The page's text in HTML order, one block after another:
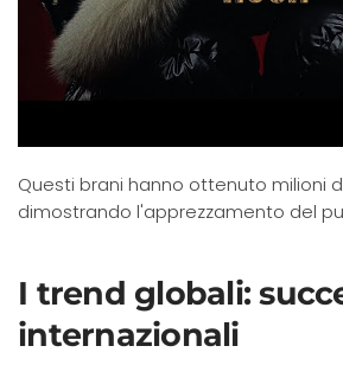
Questi brani hanno ottenuto milioni
dimostrando l'apprezzamento del
I trend globali:
internazionali